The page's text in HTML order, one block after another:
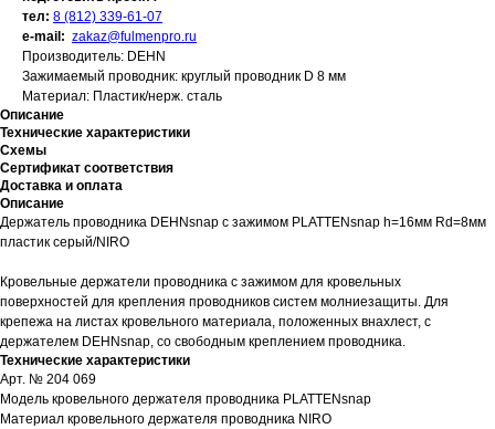
тел: 8 (812) 339-61-07
e-mail: zakaz@fulmenpro.ru
Производитель: DEHN
Зажимаемый проводник: круглый проводник D 8 мм
Материал: Пластик/нерж. сталь
Описание
Технические характеристики
Схемы
Сертификат соответствия
Доставка и оплата
Описание
Держатель проводника DEHNsnap с зажимом PLATTENsnap h=16мм Rd=8мм
пластик серый/NIRO
Кровельные держатели проводника с зажимом для кровельных
поверхностей для крепления проводников систем молниезащиты. Для
крепежа на листах кровельного материала, положенных внахлест, с
держателем DEHNsnap, со свободным креплением проводника.
Технические характеристики
Арт. № 204 069
Модель кровельного держателя проводника PLATTENsnap
Материал кровельного держателя проводника NIRO